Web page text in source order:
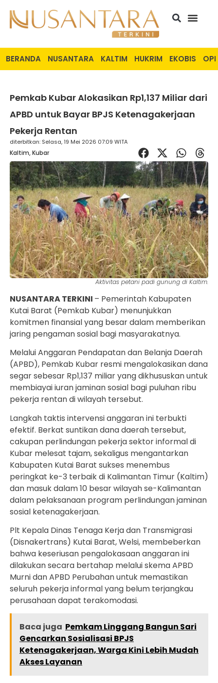
BERANDA NUSANTARA KALTIM HUKRIM EKOBIS
Pemkab Kubar Alokasikan Rp1,137 Miliar dari
APBD untuk Bayar BPJS Ketenagakerjaan
Pekerja Rentan
diterbitkan: Selasa, 19 Mei 2026 07:09 WITA
Kaltim,Kubar
Aktivitas petani padi gunung di Kaltim.
NUSANTARA TERKINI – Pemerintah Kabupaten
Kutai Barat (Pemkab Kubar) menunjukkan
komitmen finansial yang besar dalam memberikan
jaring pengaman sosial bagi masyarakatnya.
Melalui Anggaran Pendapatan dan Belanja Daerah
(APBD), Pemkab Kubar resmi mengalokasikan dana
segar sebesar Rp1,137 miliar yang dikhususkan untuk
membiayai iuran jaminan sosial bagi puluhan ribu
pekerja rentan di wilayah tersebut.
Langkah taktis intervensi anggaran ini terbukti
efektif. Berkat suntikan dana daerah tersebut,
cakupan perlindungan pekerja sektor informal di
Kubar melesat tajam, sekaligus mengantarkan
Kabupaten Kutai Barat sukses menembus
peringkat ke-3 terbaik di Kalimantan Timur (Kaltim)
dan masuk dalam 10 besar wilayah se-Kalimantan
dalam pelaksanaan program perlindungan jaminan
sosial ketenagakerjaan.
Plt Kepala Dinas Tenaga Kerja dan Transmigrasi
(Disnakertrans) Kutai Barat, Welsi, membeberkan
bahwa keseriusan pengalokasaan anggaran ini
dilakukan secara bertahap melalui skema APBD
Murni dan APBD Perubahan untuk memastikan
seluruh pekerja informal yang belum terjangkau
perusahaan dapat terakomodasi.
Baca juga Pemkam Linggang Bangun Sari
Gencarkan Sosialisasi BPJS
Ketenagakerjaan, Warga Kini Lebih Mudah
Akses Layanan